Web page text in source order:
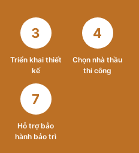
3
Triển khai thiết
kế
4
Chọn nhà thầu
thi công
7
Hỗ trợ bảo
hành bảo trì